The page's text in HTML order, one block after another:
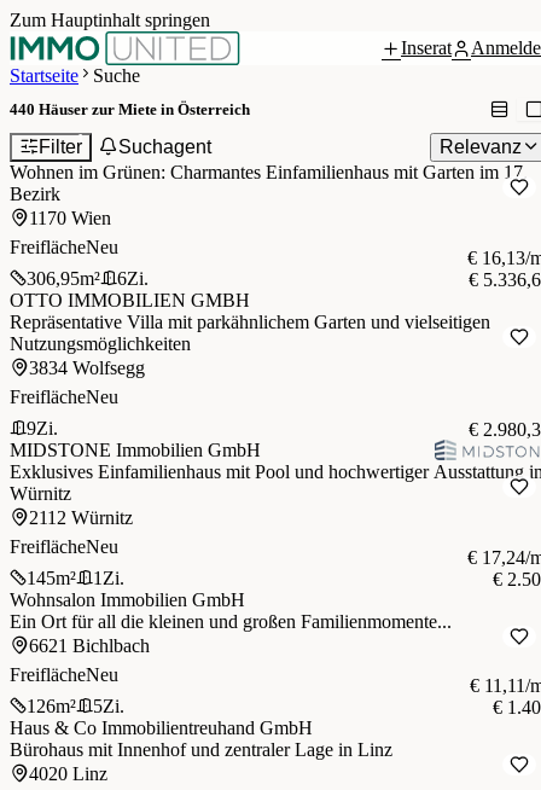
Zum Hauptinhalt springen
Inserat
Startseite
Suche
440 Häuser zur Miete in Österreich
Filter1 Suchagent
Relevanz
Wohnen im Grünen: Charmantes Einfamilienhaus mit Garten im 17.
Bezirk
1170 Wien
FreiflächeNeu
306,95m² 6Zi.
€ 16,13/
€
OTTO IMMOBILIEN GMBH
Repräsentative Villa mit parkähnlichem Garten und vielseitigen
Nutzungsmöglichkeiten
3834 Wolfsegg
FreiflächeNeu
9Zi.
€
MIDSTONE Immobilien GmbH
Exklusives Einfamilienhaus mit Pool und hochwertiger Ausstattung
Würnitz
2112 Würnitz
FreiflächeNeu
145m² 1 Zi.
€ 17,24/
€
Wohnsalon Immobilien GmbH
Ein Ort für all die kleinen und großen Familienmomente...
6621 Bichlbach
FreiflächeNeu
126m² 5Zi.
€ 11,11/
€
Haus & Co Immobilientreuhand GmbH
Bürohaus mit Innenhof und zentraler Lage in Linz
4020 Linz